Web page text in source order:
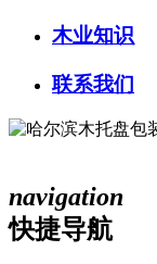
木业知识
联系我们
navigation
快捷导航